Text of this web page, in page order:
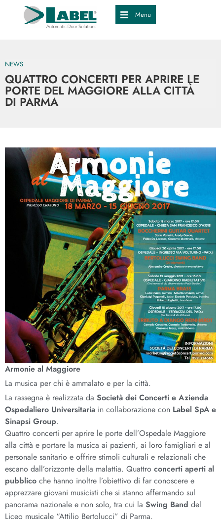
Menu
NEWS
QUATTRO CONCERTI PER APRIRE LE
PORTE DEL MAGGIORE ALLA CITTÀ
DI PARMA
Armonie al Maggiore
La musica per chi è ammalato e per la città.
La rassegna è realizzata da Società dei Concerti e Azienda
Ospedaliero Universitaria in collaborazione con Label SpA e
Sinapsi Group.
Quattro concerti per aprire le porte dell’Ospedale Maggiore
alla città e portare la musica ai pazienti, ai loro famigliari e al
personale sanitario e offrire stimoli culturali e relazionali che
escano dall’orizzonte della malattia. Quattro concerti aperti al
pubblico che hanno inoltre l’obiettivo di far conoscere e
apprezzare giovani musicisti che si stanno affermando sul
panorama nazionale e non solo, tra cui la Swing Band del
Liceo musicale “Attilio Bertolucci” di Parma.